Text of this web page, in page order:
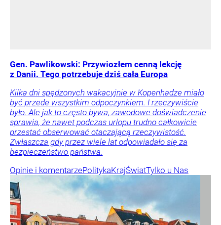
Gen. Pawlikowski: Przywiozłem cenną lekcję
z Danii. Tego potrzebuje dziś cała Europa
Kilka dni spędzonych wakacyjnie w Kopenhadze miało
być przede wszystkim odpoczynkiem. I rzeczywiście
było. Ale jak to często bywa, zawodowe doświadczenie
sprawia, że nawet podczas urlopu trudno całkowicie
przestać obserwować otaczającą rzeczywistość.
Zwłaszcza gdy przez wiele lat odpowiadało się za
bezpieczeństwo państwa.
Opinie i komentarzePolitykaKrajŚwiatTylko u Nas